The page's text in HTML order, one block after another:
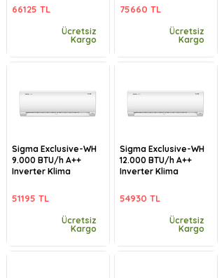
66125 TL
Ücretsiz
Kargo
Sigma Exclusive-WH
9.000 BTU/h A++
Inverter Klima
51195 TL
Ücretsiz
Kargo
75660 TL
Ücretsiz
Kargo
Sigma Exclusive-WH
12.000 BTU/h A++
Inverter Klima
54930 TL
Ücretsiz
Kargo